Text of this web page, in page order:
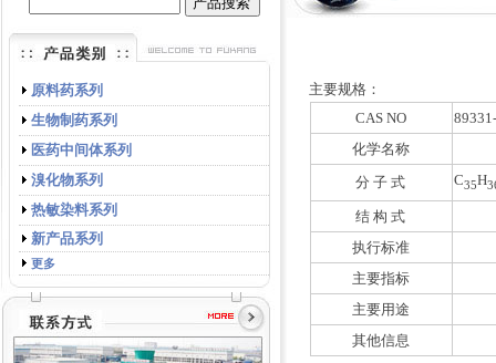
原料药系列
生物制药系列
医药中间体系列
溴化物系列
热敏染料系列
新产品系列
更多
主要规格：
CAS NO
化学名称
分 子 式
C35H
结 构 式
执行标准
主要指标
主要用途
其他信息